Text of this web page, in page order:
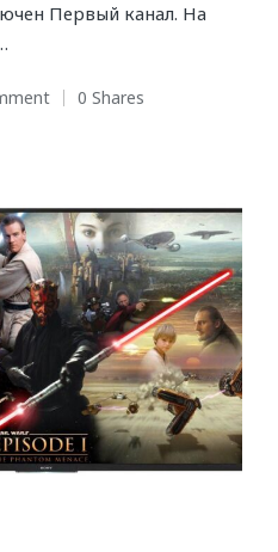
Первый канал. На
0 Shares